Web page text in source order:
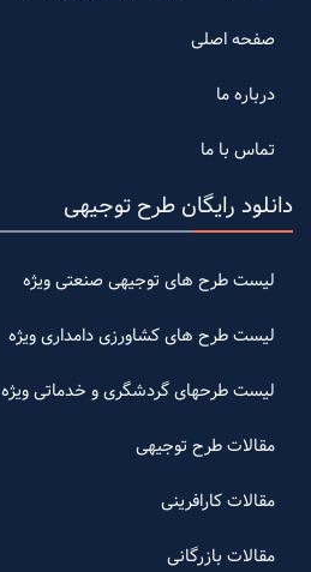
صفحه اصلی
درباره ما
تماس با ما
دانلود رایگان طرح توجیهی
لیست طرح های توجیهی صنعتی ویژه
لیست طرح های کشاورزی دامداری ویژه
لیست طرحهای گردشگری و خدماتی ویژه
مقالات طرح توجیهی
مقالات کارافرینی
مقالات بازرگانی